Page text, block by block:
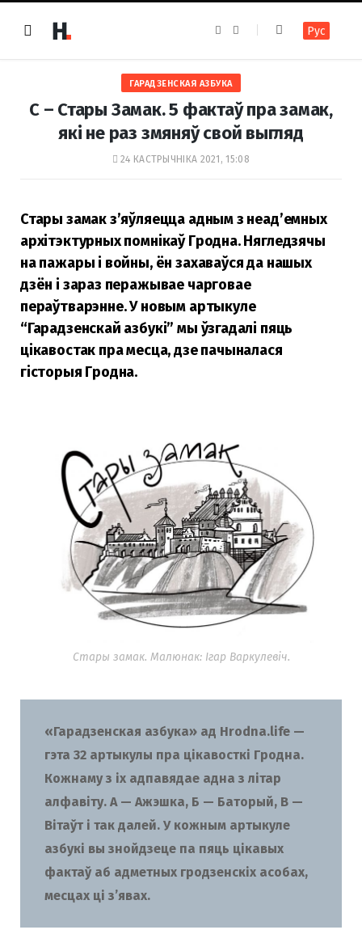
e
b
o
o
k
t
a
r
a
m
Рус
ГАРАДЗЕНСКАЯ АЗБУКА
С – Стары Замак. 5 фактаў пра замак,
які не раз змяняў свой выгляд
24 КАСТРЫЧНІКА 2021, 15:08
Стары замак з’яўляецца адным з неад’емных
архітэктурных помнікаў Гродна. Нягледзячы
на пажары і войны, ён захаваўся да нашых
дзён і зараз перажывае чарговае
пераўтварэнне. У новым артыкуле
“Гарадзенскай азбукі” мы ўзгадалі пяць
цікавостак пра месца, дзе пачыналася
гісторыя Гродна.
Стары замак. Малюнак: Ігар Варкулевіч.
«Гарадзенская азбука» ад Hrodna.life —
гэта 32 артыкулы пра цікавосткі Гродна.
Кожнаму з іх адпавядае адна з літар
алфавіту. А — Ажэшка, Б — Баторый, В —
Вітаўт і так далей. У кожным артыкуле
азбукі вы знойдзеце па пяць цікавых
фактаў аб адметных гродзенскіх асобах,
месцах ці з’явах.